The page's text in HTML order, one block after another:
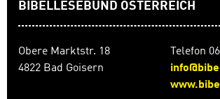
BIBELLESEBUND ÖSTERREICH
Obere Marktstr. 18
4822 Bad Goisern
Telefon